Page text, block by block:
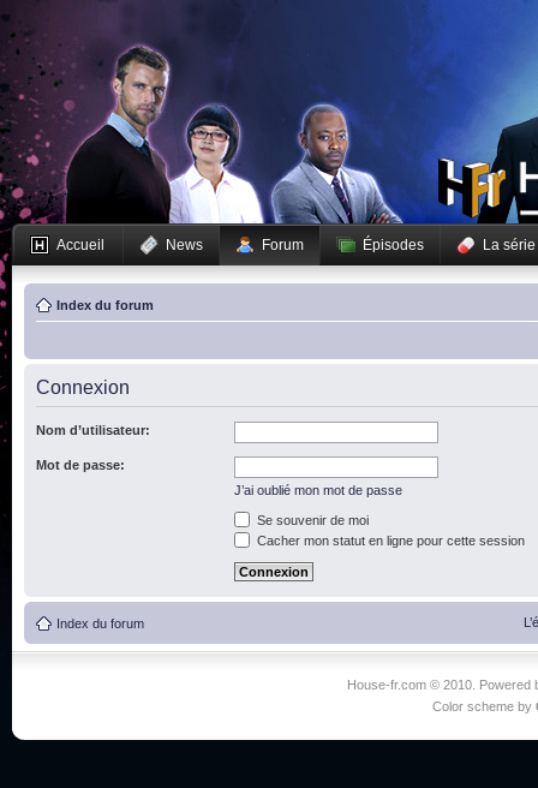
Accueil News Forum Épisodes La série
Index du forum
Connexion
Nom d’utilisateur:
Mot de passe:
J’ai oublié mon mot de passe
Se souvenir de moi
Cacher mon statut en ligne pour cette session
Index du forum
House-fr.com © 2010. Powered
Color scheme by